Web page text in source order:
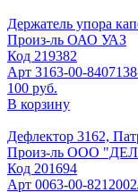
Держатель упора
Произ-ль ОАО УАЗ
Код 219382
Арт 3163-00-
100 руб.
В корзину
Дефлектор 3162,
Произ-ль ООО
Код 201694
Арт 0063-00-